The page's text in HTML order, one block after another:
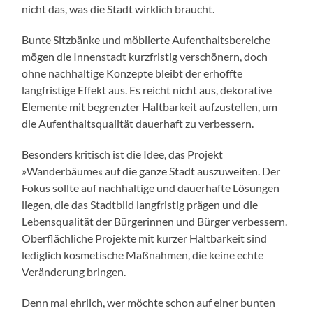
nicht das, was die Stadt wirklich braucht.
Bunte Sitzbänke und möblierte Aufenthaltsbereiche
mögen die Innenstadt kurzfristig verschönern, doch
ohne nachhaltige Konzepte bleibt der erhoffte
langfristige Effekt aus. Es reicht nicht aus, dekorative
Elemente mit begrenzter Haltbarkeit aufzustellen, um
die Aufenthaltsqualität dauerhaft zu verbessern.
Besonders kritisch ist die Idee, das Projekt
»Wanderbäume« auf die ganze Stadt auszuweiten. Der
Fokus sollte auf nachhaltige und dauerhafte Lösungen
liegen, die das Stadtbild langfristig prägen und die
Lebensqualität der Bürgerinnen und Bürger verbessern.
Oberflächliche Projekte mit kurzer Haltbarkeit sind
lediglich kosmetische Maßnahmen, die keine echte
Veränderung bringen.
Denn mal ehrlich, wer möchte schon auf einer bunten